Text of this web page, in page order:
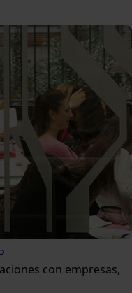
con empresas,